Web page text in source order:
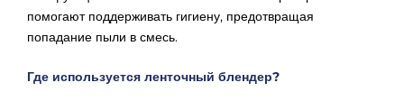
помогают поддерживать гигиену, предотвращая
попадание пыли в смесь.
Где используется ленточный блендер?